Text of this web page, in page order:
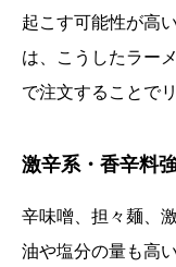
起こす可能性が高
は、こうしたラー
で注文することで
激辛系・香辛料
辛味噌、担々麺、
油や塩分の量も高